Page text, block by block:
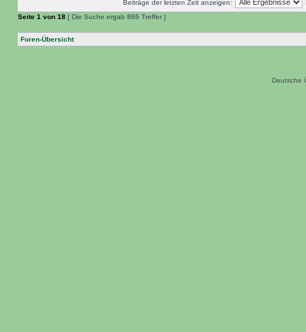
Beiträge der letzten Zeit anzeigen:
Seite 1 von 18 [ Die Suche ergab 886 Treffer ]
Foren-Übersicht
Deutsche